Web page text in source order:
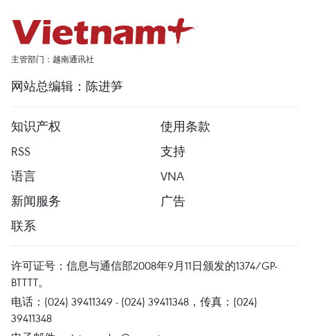
主管部门：越南通讯社
网站总编辑：陈进笋
知识产权
使用条款
RSS
支持
语言
VNA
新闻服务
广告
联系
许可证号：信息与通信部2008年9月11日颁发的1374/GP-
BTTTT。
电话：(024) 39411349 - (024) 39411348，传真：(024)
39411348